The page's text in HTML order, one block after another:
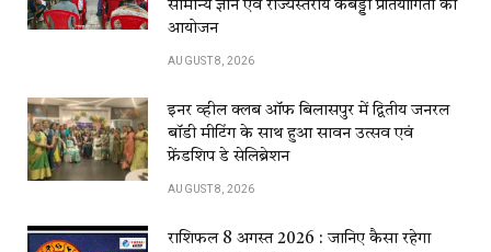
सामान्य ज्ञान एवं राज्यस्तरीय कबड्डी प्रतियोगिता का
आयोजन
AUGUST 8, 2026
इनर व्हील क्लब ऑफ बिलासपुर में द्वितीय जनरल
बॉडी मीटिंग के साथ हुआ सावन उत्सव एवं
फ्रेंडशिप डे सेलिब्रेशन
AUGUST 8, 2026
राशिफल 8 अगस्त 2026 : जानिए कैसा रहेगा